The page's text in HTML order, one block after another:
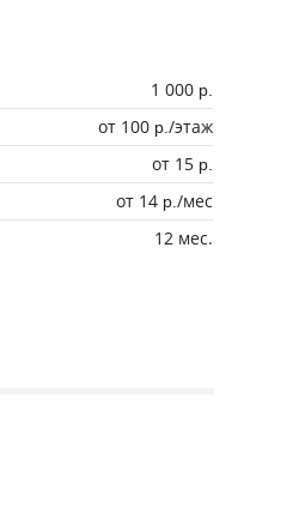
1 000 р.
от 100 р./этаж
от 15 р.
от 14 р./мес
12 мес.